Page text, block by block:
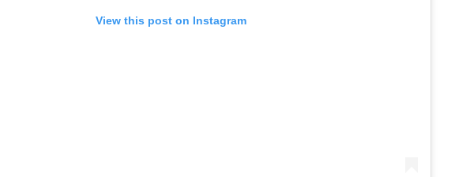
View this post on Instagram